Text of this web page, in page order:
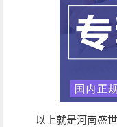
以上就是河南盛